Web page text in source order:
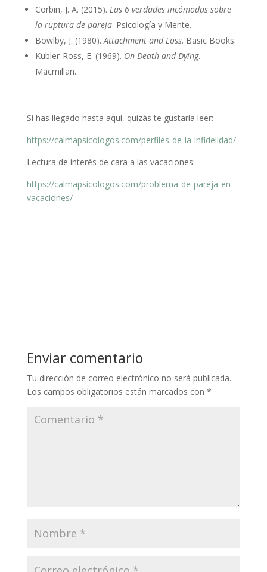
Corbin, J. A. (2015). Las 6 verdades incómodas sobre
la ruptura de pareja. Psicología y Mente.
Bowlby, J. (1980).Attachment and Loss. Basic Books.
Kübler-Ross, E. (1969). On Death and Dying.
Macmillan.
Si has llegado hasta aquí, quizás te gustaría leer:
https://calmapsicologos.com/perfiles-de-la-infidelidad/
Lectura de interés de cara a las vacaciones:
https://calmapsicologos.com/problema-de-pareja-en-
vacaciones/
Enviar comentario
Tu dirección de correo electrónico no será publicada.
Los campos obligatorios están marcados con *